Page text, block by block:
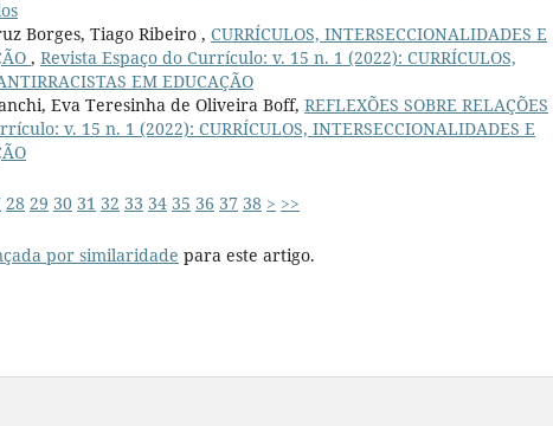
Borges, Tiago Ribeiro , CURRÍCULOS, INTERSECCIONALIDADES E
, Revista Espaço do Currículo: v. 15 n. 1 (2022): CURRÍCULOS,
EM EDUCAÇÃO
Eva Teresinha de Oliveira Boff, REFLEXÕES SOBRE RELAÇÕES
v. 15 n. 1 (2022): CURRÍCULOS, INTERSECCIONALIDADES E
28 29 30 31 32 33 34 35 36 37 38 > >>
por similaridade para este artigo.